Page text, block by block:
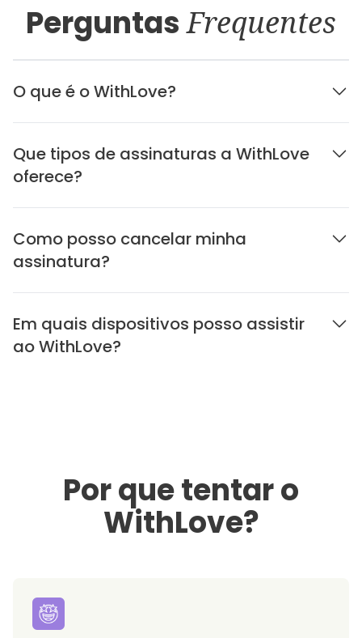
PerguntasFrequentes
O que é o WithLove?
Que tipos de assinaturas a WithLove
oferece?
Como posso cancelar minha
assinatura?
Em quais dispositivos posso assistir
ao WithLove?
Por que tentar o
WithLove?